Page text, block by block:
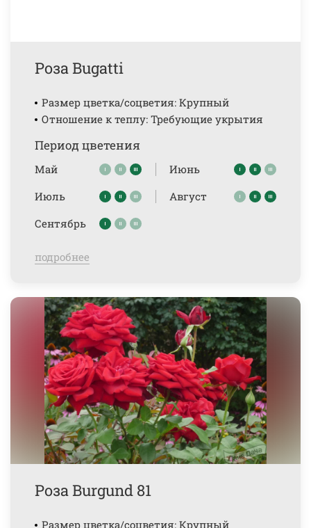
Роза Bugatti
Размер цветка/соцветия: Крупный
Отношение к теплу: Требующие укрытия
Период цветения
Май
Июнь
Июль
Август
Сентябрь
подробнее
Роза Burgund 81
Размер цветка/соцветия: Крупный